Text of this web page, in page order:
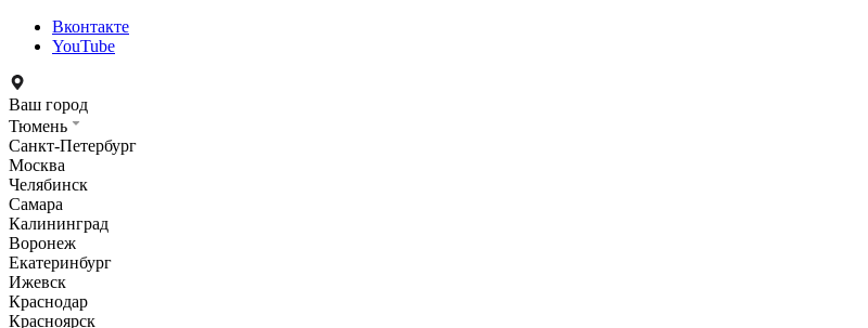
Вконтакте
YouTube
Ваш город
Тюмень
Санкт-Петербург
Москва
Челябинск
Самара
Калининград
Воронеж
Екатеринбург
Ижевск
Краснодар
Красноярск